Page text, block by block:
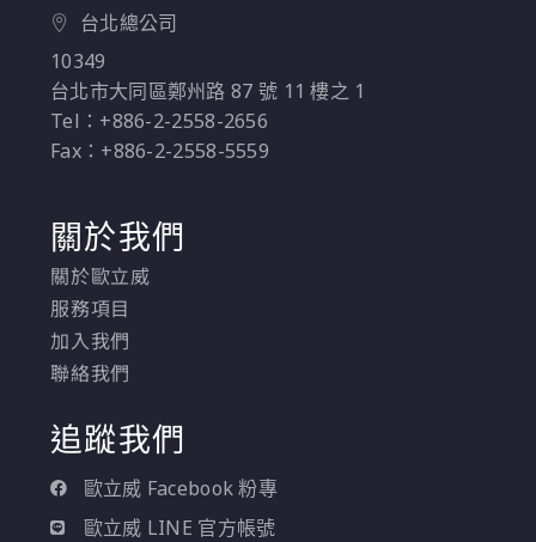
台北總公司
10349
台北市大同區鄭州路 87 號 11 樓之 1
Tel：+886-2-2558-2656
Fax：+886-2-2558-5559
關於我們
關於歐立威
服務項目
加入我們
聯絡我們
追蹤我們
歐立威 Facebook 粉專
歐立威 LINE 官方帳號